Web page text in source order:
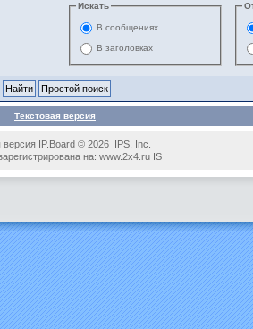
Искать
В сообщениях
В заголовках
Текстовая версия
версия IP.Board © 2026 IPS, Inc.
на: www.2x4.ru IS